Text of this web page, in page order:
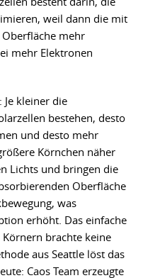
weil dann die mit
mehr
mehr Elektronen
kleiner die
bestehen, desto
und desto mehr
Körnchen näher
Lichts und bringen die
Oberfläche
was
erhöht. Das einfache
brachte keine
aus Seattle löst das
Caos Team erzeugte